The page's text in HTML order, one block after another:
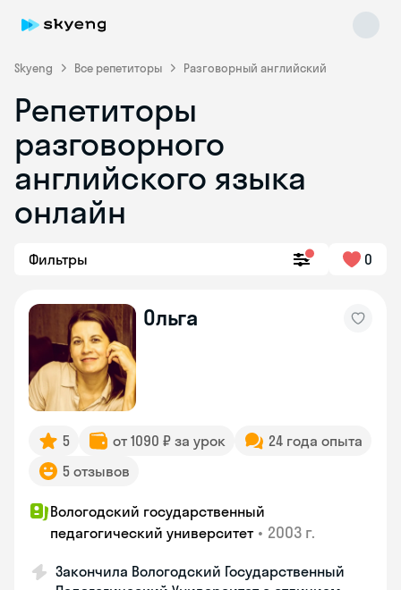
Skyeng Все репетиторы Разговорный английский
Репетиторы
разговорного
английского языка
онлайн
Фильтры 0
Ольга
5 от 1090 ₽ за урок
24 года опыта
5 отзывов
Вологодский государственный
педагогический университет • 2003 г.
Закончила Вологодский Государственный